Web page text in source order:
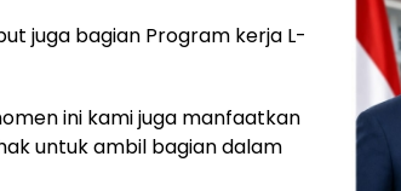
juga bagian Program kerja L-
ini kami juga manfaatkan
untuk ambil bagian dalam